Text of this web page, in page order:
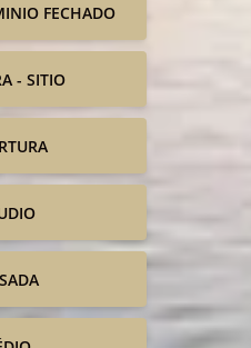
FECHADO
- SITIO